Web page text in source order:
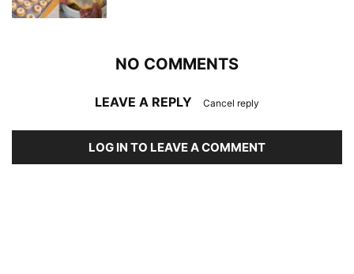
NO COMMENTS
LEAVE A REPLY Cancel reply
LOG IN TO LEAVE A COMMENT